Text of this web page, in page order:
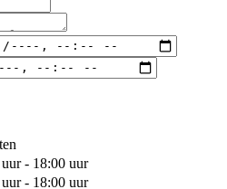
- 18:00 uur
- 18:00 uur